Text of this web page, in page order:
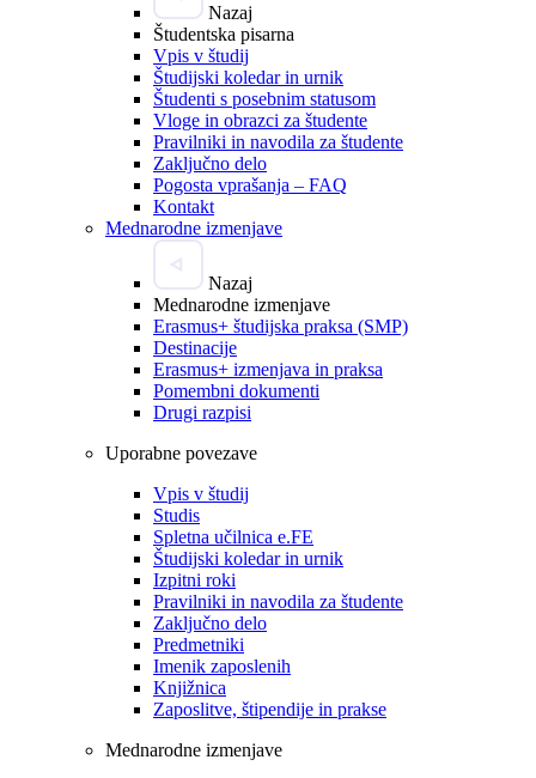
Nazaj
Študentska pisarna
Vpis v študij
Študijski koledar in urnik
Študenti s posebnim statusom
Vloge in obrazci za študente
Pravilniki in navodila za študente
Zaključno delo
Pogosta vprašanja – FAQ
Kontakt
Mednarodne izmenjave
Nazaj
Mednarodne izmenjave
Erasmus+ študijska praksa (SMP)
Destinacije
Erasmus+ izmenjava in praksa
Pomembni dokumenti
Drugi razpisi
Uporabne povezave
Vpis v študij
Studis
Spletna učilnica e.FE
Študijski koledar in urnik
Izpitni roki
Pravilniki in navodila za študente
Zaključno delo
Predmetniki
Imenik zaposlenih
Knjižnica
Zaposlitve, štipendije in prakse
Mednarodne izmenjave